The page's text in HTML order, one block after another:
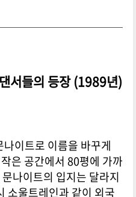
서들의 등장 (1989년)
이트로 이름을 바꾸게
은 공간에서 80평에 가까
나이트의 입지는 달라지
소울트레인과 같이 외국